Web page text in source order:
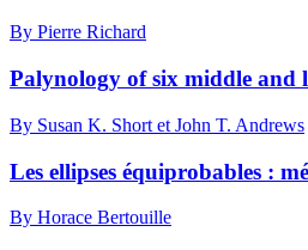
By Pierre Richard
Palynology of six middle and
By Susan K. Short et John T. Andrews
Les ellipses équiprobables :
By Horace Bertouille